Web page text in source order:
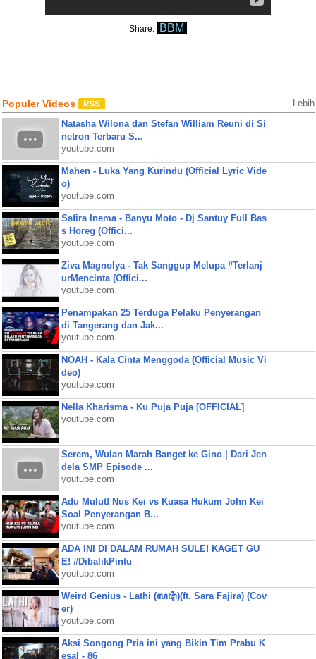
Share: BBM
Populer Videos Lebih
Natasha Wilona dan Stefan William Reuni di Si
netron Terbaru S...
youtube.com
Mahen - Luka Yang Kurindu (Official Lyric Vide
o)
youtube.com
Safira Inema - Banyu Moto - Dj Santuy Full Bas
s Horeg (Offici...
youtube.com
Ziva Magnolya - Tak Sanggup Melupa #Terlanj
urMencinta (Offici...
youtube.com
Penampakan 25 Terduga Pelaku Penyerangan
di Tangerang dan Jak...
youtube.com
NOAH - Kala Cinta Menggoda (Official Music Vi
deo)
youtube.com
Nella Kharisma - Ku Puja Puja [OFFICIAL]
youtube.com
Serem, Wulan Marah Banget ke Gino | Dari Jen
dela SMP Episode ...
youtube.com
Adu Mulut! Nus Kei vs Kuasa Hukum John Kei
Soal Penyerangan B...
youtube.com
ADA INI DI DALAM RUMAH SULE! KAGET GU
E! #DibalikPintu
youtube.com
Weird Genius - Lathi (ꦭꦛꦶ)(ft. Sara Fajira) (Cov
er)
youtube.com
Aksi Songong Pria ini yang Bikin Tim Prabu K
esal - 86